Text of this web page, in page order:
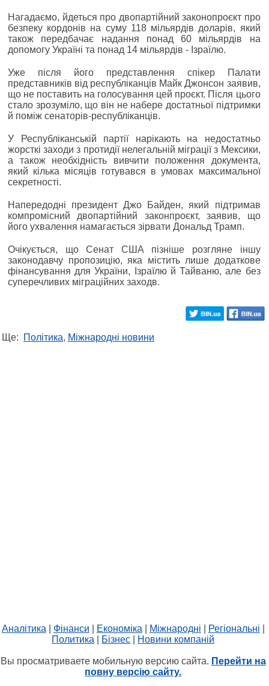
Нагадаємо, йдеться про двопартійний законопроєкт про
безпеку кордонів на суму 118 мільярдів доларів, який
також передбачає надання понад 60 мільярдів на
допомогу Україні та понад 14 мільярдів - Ізраїлю.
Уже після його представлення спікер Палати
представників від республіканців Майк Джонсон заявив,
що не поставить на голосування цей проєкт. Після цього
стало зрозуміло, що він не набере достатньої підтримки
й поміж сенаторів-республіканців.
У Республіканській партії нарікають на недостатньо
жорсткі заходи з протидії нелегальній міграції з Мексики,
а також необхідність вивчити положення документа,
який кілька місяців готувався в умовах максимальної
секретності.
Напередодні президент Джо Байден, який підтримав
компромісний двопартійний законпроєкт, заявив, що
його ухвалення намагається зірвати Дональд Трамп.
Очікується, що Сенат США пізніше розгляне іншу
законодавчу пропозицію, яка містить лише додаткове
фінансування для України, Ізраїлю й Тайваню, але без
суперечливих міграційних заходв.
Ще: Політика, Міжнародні новини
Аналітика Фінанси Економіка Міжнародні Регіональні
Политика
Бізнес Новини компаній
Вы просматриваете мобильную версию сайта. Перейти на
повну версію сайту.